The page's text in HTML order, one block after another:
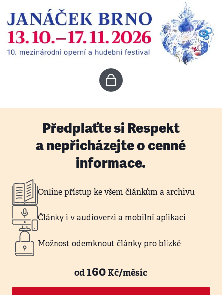
Předplaťte si Respekt
a nepřicházejte o cenné
informace.
Online přístup ke všem článkům a archivu
Články i v audioverzi a mobilní aplikaci
Možnost odemknout články pro blízké
od160Kč/měsíc